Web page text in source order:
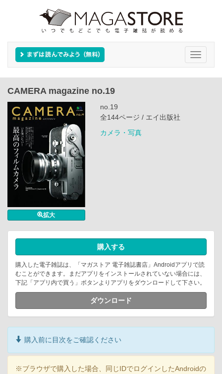
Toggle
CAMERA magazine no.19
拡大
no.19
全144ページ / エイ出版社
カメラ・写真
購入する
購入した電子雑誌は、「マガストア 電子雑誌書店」Androidアプリで読
むことができます。まだアプリをインストールされていない場合には、
下記「アプリ内で買う」ボタンよりアプリをダウンロードして下さい。
ダウンロード
購入前に目次をご確認ください
※ブラウザで購入した場合、同じIDでログインしたAndroidの